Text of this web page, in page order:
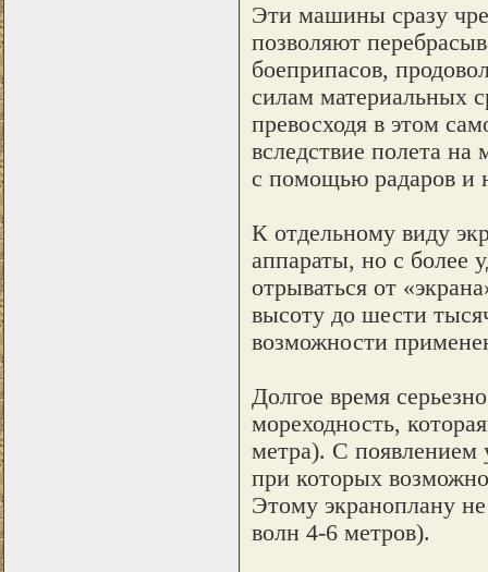
Эти машины сразу
позволяют
боеприпасов,
силам материальных
превосходя в этом
вследствие полета
с помощью радаров и
К отдельному виду
аппараты, но с более
отрываться от
высоту до шести
возможности
Долгое время
мореходность,
метра). С появлением
при которых
Этому экраноплану
волн 4-6 метров).